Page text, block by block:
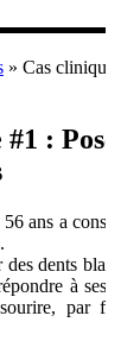
» Cas clinique #1
: Pose
ans a
dents
à ses
par